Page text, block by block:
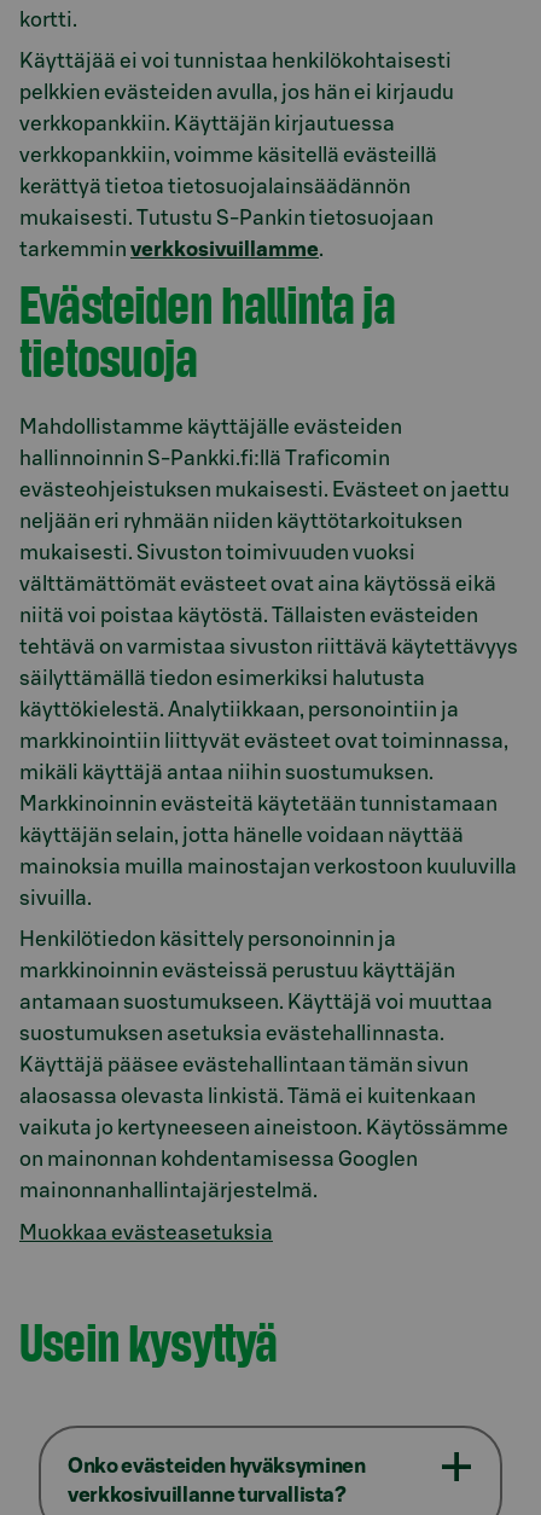
kortti.
Käyttäjää ei voi tunnistaa henkilökohtaisesti
pelkkien evästeiden avulla, jos hän ei kirjaudu
verkkopankkiin. Käyttäjän kirjautuessa
verkkopankkiin, voimme käsitellä evästeillä
kerättyä tietoa tietosuojalainsäädännön
mukaisesti. Tutustu S-Pankin tietosuojaan
tarkemmin verkkosivuillamme.
Evästeiden hallinta ja
tietosuoja
Mahdollistamme käyttäjälle evästeiden
hallinnoinnin S-Pankki.fi:llä Traficomin
evästeohjeistuksen mukaisesti. Evästeet on jaettu
neljään eri ryhmään niiden käyttötarkoituksen
mukaisesti. Sivuston toimivuuden vuoksi
välttämättömät evästeet ovat aina käytössä eikä
niitä voi poistaa käytöstä. Tällaisten evästeiden
tehtävä on varmistaa sivuston riittävä käytettävyys
säilyttämällä tiedon esimerkiksi halutusta
käyttökielestä. Analytiikkaan, personointiin ja
markkinointiin liittyvät evästeet ovat toiminnassa,
mikäli käyttäjä antaa niihin suostumuksen.
Markkinoinnin evästeitä käytetään tunnistamaan
käyttäjän selain, jotta hänelle voidaan näyttää
mainoksia muilla mainostajan verkostoon kuuluvilla
sivuilla.
Henkilötiedon käsittely personoinnin ja
markkinoinnin evästeissä perustuu käyttäjän
antamaan suostumukseen. Käyttäjä voi muuttaa
suostumuksen asetuksia evästehallinnasta.
Käyttäjä pääsee evästehallintaan tämän sivun
alaosassa olevasta linkistä. Tämä ei kuitenkaan
vaikuta jo kertyneeseen aineistoon. Käytössämme
on mainonnan kohdentamisessa Googlen
mainonnanhallintajärjestelmä.
Muokkaa evästeasetuksia
Usein kysyttyä
Onko evästeiden hyväksyminen
verkkosivuillanne turvallista?